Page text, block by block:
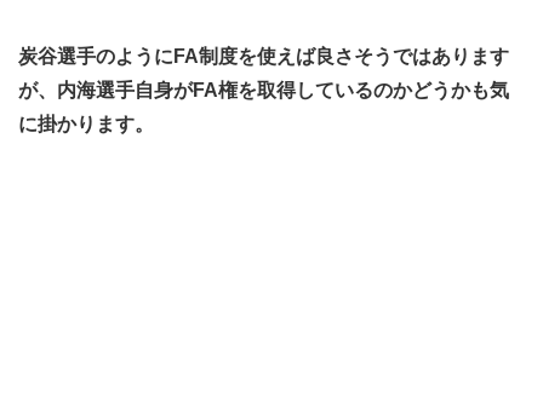
炭谷選手のようにFA制度を使えば良さそうではあります
が、内海選手自身がFA権を取得しているのかどうかも気
に掛かります。